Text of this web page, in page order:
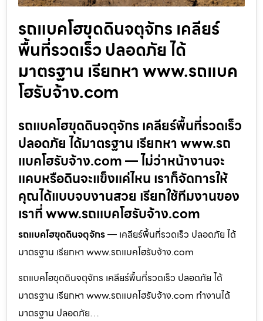
รถแบคโฮขุดดินจตุจักร เคลียร์
พื้นที่รวดเร็ว ปลอดภัย ได้
มาตรฐาน เรียกหา www.รถแบค
โฮรับจ้าง.com
รถแบคโฮขุดดินจตุจักร เคลียร์พื้นที่รวดเร็ว
ปลอดภัย ได้มาตรฐาน เรียกหา www.รถ
แบคโฮรับจ้าง.com — ไม่ว่าหน้างานจะ
แคบหรือดินจะแข็งแค่ไหน เราก็จัดการให้
คุณได้แบบจบงานสวย เรียกใช้ทีมงานของ
เราที่ www.รถแบคโฮรับจ้าง.com
รถแบคโฮขุดดินจตุจักร— เคลียร์พื้นที่รวดเร็ว ปลอดภัย ได้
มาตรฐาน เรียกหา www.รถแบคโฮรับจ้าง.com
รถแบคโฮขุดดินจตุจักร เคลียร์พื้นที่รวดเร็ว ปลอดภัย ได้
มาตรฐาน เรียกหา www.รถแบคโฮรับจ้าง.com ทำงานได้
มาตรฐาน ปลอดภัย…